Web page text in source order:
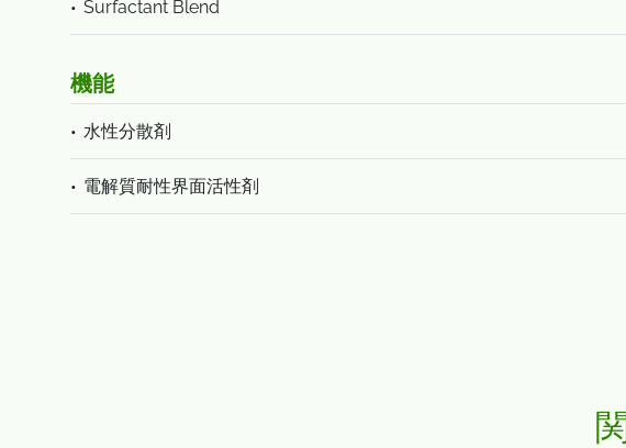
Surfactant Blend
機能
水性分散剤
電解質耐性界面活性剤